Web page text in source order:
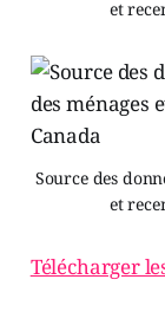
et
Source des
et
Télécharger